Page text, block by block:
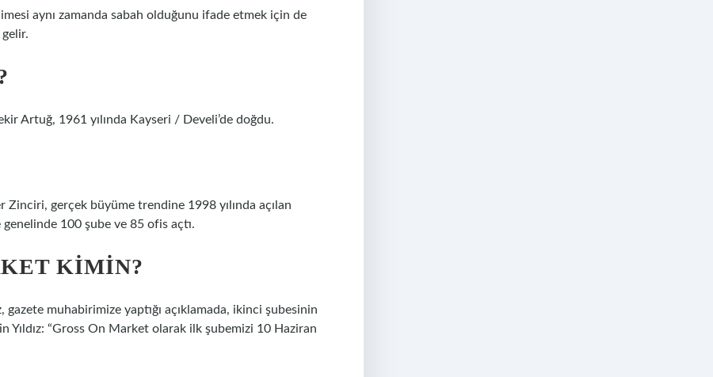
aynı zamanda sabah olduğunu ifade etmek için de
gelir.
Artuğ, 1961 yılında Kayseri / Develi’de doğdu.
gerçek büyüme trendine 1998 yılında açılan
genelinde 100 şube ve 85 ofis açtı.
KIMIN?
gazete muhabirimize yaptığı açıklamada, ikinci şubesinin
Yıldız: “Gross On Market olarak ilk şubemizi 10 Haziran